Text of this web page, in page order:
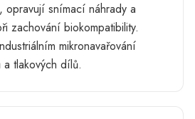
opravují snímací náhrady a
zachování biokompatibility.
mikronavařování
tlakových dílů.